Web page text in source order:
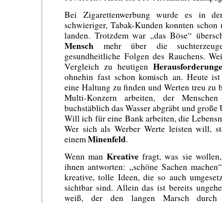
Bei Zigarettenwerbung wurde es in
schwieriger, Tabak-Kunden konnten
landen. Trotzdem war „das Böse“
Mensch mehr über die
gesundheitliche Folgen des Rauchens.
Vergleich zu heutigen
ohnehin fast schon komisch an. Heute
eine Haltung zu finden und Werten treu
Multi-Konzern arbeiten, der
buchstäblich das Wasser abgräbt und große
Will ich für eine Bank arbeiten, die
Wer sich als Werber Werte leisten will,
einemMinenfeld.
Wenn manKreative fragt, was sie
ihnen antworten: „schöne Sachen
kreative, tolle Ideen, die so auch
sichtbar sind. Allein das ist bereits
weiß, der den langen Marsch durch